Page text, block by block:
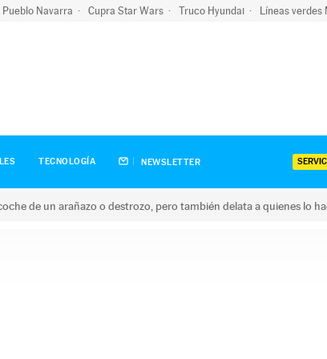
Pueblo Navarra Cupra Star Wars Truco Hyundai Líneas verdes
TECNOLOGÍA NEWSLETTER
de un arañazo o destrozo, pero también delata a quienes lo